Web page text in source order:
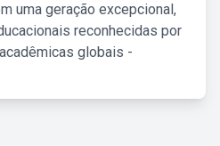
uma geração excepcional,
reconhecidas por
globais -